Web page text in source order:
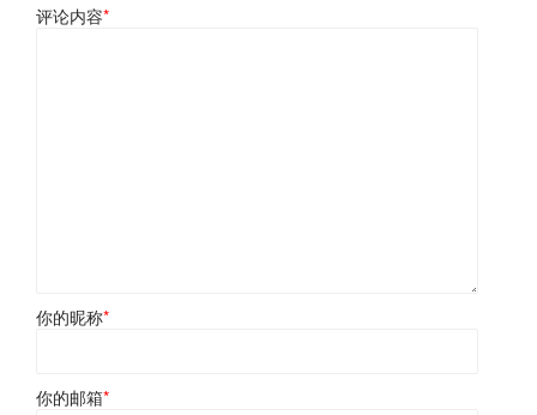
评论内容*
你的昵称*
你的邮箱*